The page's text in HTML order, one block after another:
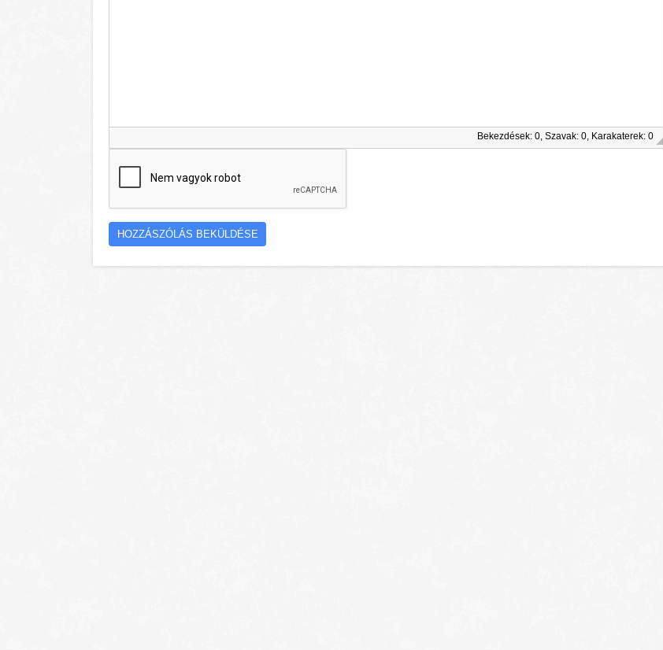
Bekezdések: 0, Szavak: 0, Karakaterek: 0